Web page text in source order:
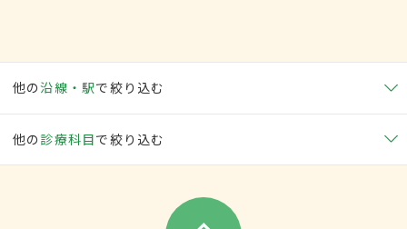
他の沿線・駅で絞り込む
他の 診療科目で絞り込む